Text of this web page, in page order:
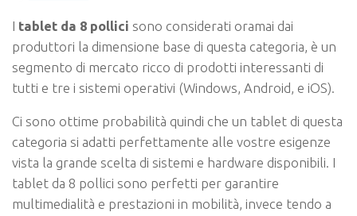
I tablet da 8 pollici sono considerati oramai dai
produttori la dimensione base di questa categoria, è un
segmento di mercato ricco di prodotti interessanti di
tutti e tre i sistemi operativi (Windows, Android, e iOS).
Ci sono ottime probabilità quindi che un tablet di questa
categoria si adatti perfettamente alle vostre esigenze
vista la grande scelta di sistemi e hardware disponibili. I
tablet da 8 pollici sono perfetti per garantire
multimedialità e prestazioni in mobilità, invece tendo a